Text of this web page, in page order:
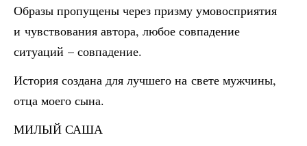
Образы пропущены через призму умовосприятия
и чувствования автора, любое совпадение
ситуаций – совпадение.
История создана для лучшего на свете мужчины,
отца моего сына.
МИЛЫЙ САША